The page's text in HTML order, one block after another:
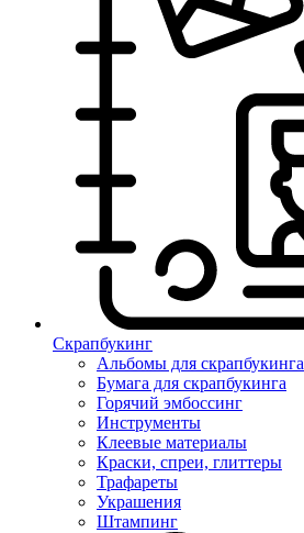
Скрапбукинг
Альбомы для скрапбукинга
Бумага для скрапбукинга
Горячий эмбоссинг
Инструменты
Клеевые материалы
Краски, спреи, глиттеры
Трафареты
Украшения
Штампинг